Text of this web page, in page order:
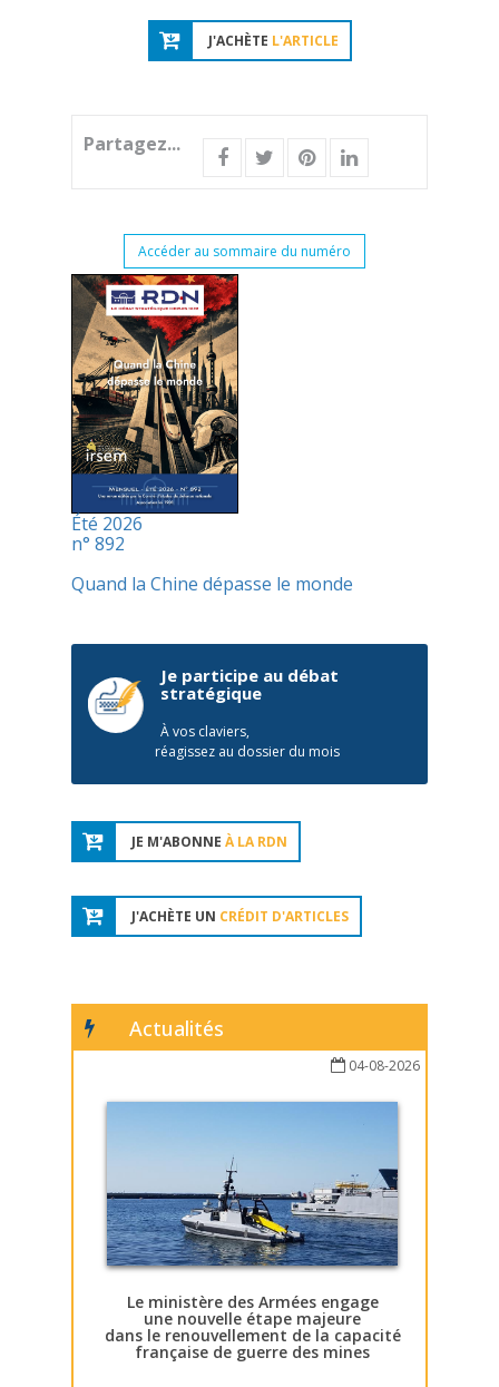
J'ACHÈTE L'ARTICLE
Partagez...
Accéder au sommaire du numéro
Été 2026
n° 892
Quand la Chine dépasse le monde
Je participe au débat
stratégique
À vos claviers,
réagissez au dossier du mois
JE M'ABONNE À LA RDN
J'ACHÈTE UN CRÉDIT D'ARTICLES
Actualités
04-08-2026
Le ministère des Armées engage
une nouvelle étape majeure
dans le renouvellement de la capacité
française de guerre des mines